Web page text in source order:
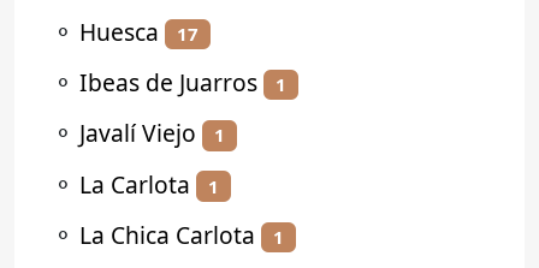
⚬ Huesca 17
⚬ Ibeas de Juarros 1
⚬ Javalí Viejo 1
⚬ La Carlota 1
⚬ La Chica Carlota 1